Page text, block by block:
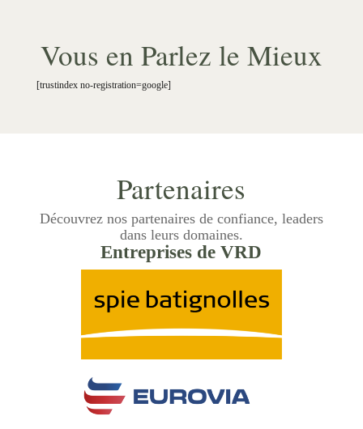
Vous en Parlez le Mieux
[trustindex no-registration=google]
Partenaires
Découvrez nos partenaires de confiance, leaders
dans leurs domaines.
Entreprises de VRD